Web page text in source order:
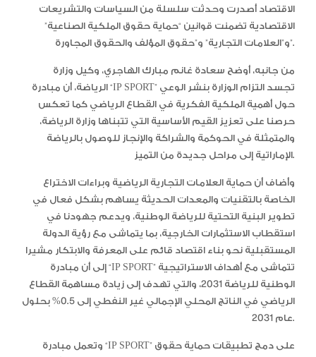
الاقتصاد أصدرت وحدثت سلسلة من السياسات والتشريعات
الاقتصادية تضمنت قوانين “حماية حقوق الملكية الصناعية”
و”العلامات التجارية” و”حقوق المؤلف والحقوق المجاورة”.
من جانبه، أوضح سعادة غانم مبارك الهاجري، وكيل وزارة
الرياضة، أن مبادرة “IP SPORT” تجسد التزام الوزارة بنشر الوعي
حول أهمية الملكية الفكرية في القطاع الرياضي كما تعكس
حرصنا على تعزيز القيم الأساسية التي تتبناها وزارة الرياضة،
والمتمثلة في الحوكمة والشراكة والإنجاز للوصول بالرياضة
الإماراتية إلى مراحل جديدة من التميز.
وأضاف أن حماية العلامات التجارية الرياضية وبراءات الاختراع
الخاصة بالتقنيات والمعدات الحديثة يساهم بشكل فعال في
تطوير البنية التحتية للرياضة الوطنية، ويدعم جهودنا في
استقطاب الاستثمارات الخارجية، بما يتماشى مع رؤية الدولة
المستقبلية نحو بناء اقتصاد قائم على المعرفة والابتكار مشيرا
إلى أن مبادرة “IP SPORT” تتماشى مع أهداف الاستراتيجية
الوطنية للرياضة 2031، والتي تهدف إلى زيادة مساهمة القطاع
الرياضي في الناتج المحلي الإجمالي غير النفطي إلى 0.5% بحلول
عام 2031.
وتعمل مبادرة “IP SPORT” على دمج تطبيقات حماية حقوق